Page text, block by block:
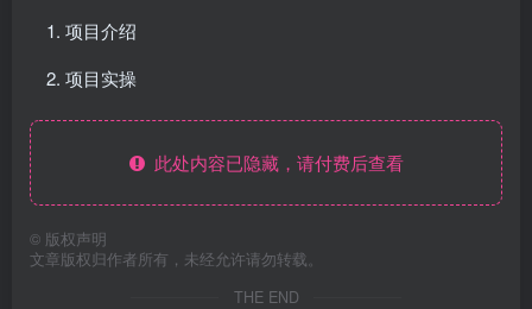
项目介绍
项目实操
此处内容已隐藏，请付费后查看
© 版权声明
文章版权归作者所有，未经允许请勿转载。
THE END